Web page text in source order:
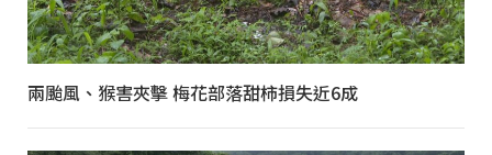
兩颱風、猴害夾擊 梅花部落甜柿損失近6成